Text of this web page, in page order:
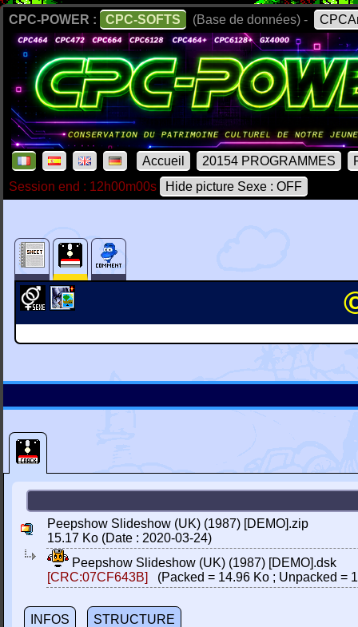
CPC-POWER : CPC-SOFTS (Base de données) -
Accueil 20154 PROGRAMMES
Session end : 12h00m00s
Hide picture Sexe : OFF
Peepshow Slideshow (UK) (1987) [DEMO].zip
15.17 Ko (Date : 2020-03-24)
Peepshow Slideshow (UK) (1987) [DEMO].dsk
[CRC:07CF643B]
(Packed = 14.96 Ko ; Unpacked =
INFOS
STRUCTURE